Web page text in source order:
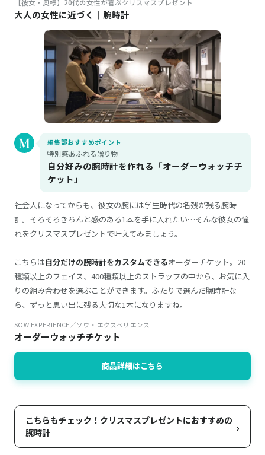
【彼女・奥様】20代の女性が喜ぶクリスマスプレゼント
大人の女性に近づく｜腕時計
編集部おすすめポイント
特別感あふれる贈り物
自分好みの腕時計を作れる「オーダーウォッチチ
ケット」
社会人になってからも、彼女の腕には学生時代の名残が残る腕時
計。そろそろきちんと感のある1本を手に入れたい…そんな彼女の憧
れをクリスマスプレゼントで叶えてみましょう。
こちらは自分だけの腕時計をカスタムできるオーダーチケット。20
種類以上のフェイス、400種類以上のストラップの中から、お気に入
りの組み合わせを選ぶことができます。ふたりで選んだ腕時計な
ら、ずっと思い出に残る大切な1本になりますね。
SOW EXPERIENCE／ソウ・エクスペリエンス
オーダーウォッチチケット
商品詳細はこちら
こちらもチェック！クリスマスプレゼントにおすすめの
腕時計
›